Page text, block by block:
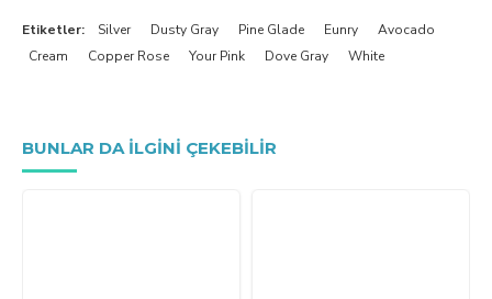
Etiketler: Silver Dusty Gray Pine Glade Eunry
Avocado
Cream
Copper Rose Your Pink Dove Gray White
BUNLAR DA ILGINI ÇEKEBILIR